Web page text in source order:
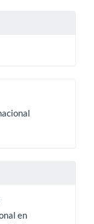
en